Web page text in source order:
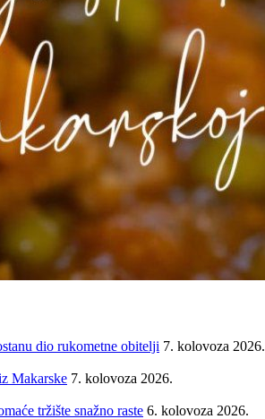
dio rukometne obitelji 7. kolovoza 2026.
Makarske 7. kolovoza 2026.
tržište snažno raste 6. kolovoza 2026.